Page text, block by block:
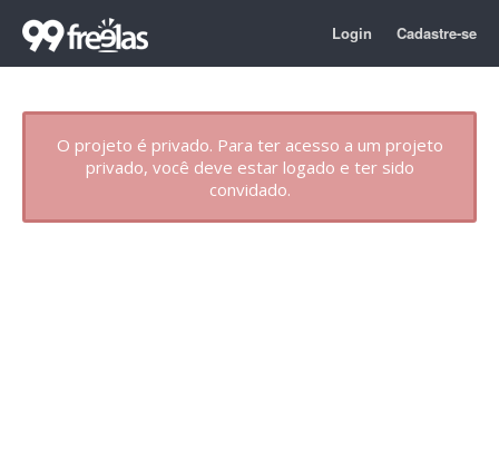
Login Cadastre-se
O projeto é privado. Para ter acesso a um projeto
privado, você deve estar logado e ter sido
convidado.